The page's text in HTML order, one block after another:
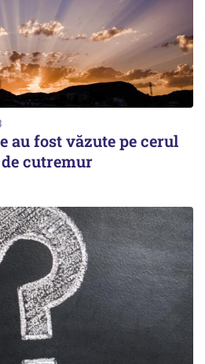
au fost văzute pe cerul
cutremur